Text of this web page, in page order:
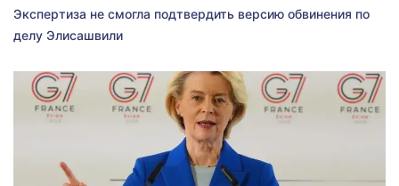
Экспертиза не смогла подтвердить версию обвинения по
делу Элисашвили